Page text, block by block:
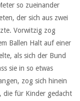
so zueinander
der sich aus zwei
Vorwitzig zog
Ballen Halt auf einer
als sich der Bund
sie in so etwas
zog sich hinein
die für Kinder gedacht